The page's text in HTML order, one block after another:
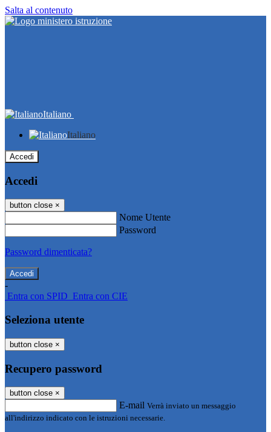
Salta al contenuto
Italiano
Italiano
Accedi
Accedi
button close ×
Nome Utente
Password
Password dimenticata?
-
Entra con SPID Entra con CIE
Seleziona utente
button close ×
Recupero password
button close ×
E-mail Verrà inviato un messaggio
all'indirizzo indicato con le istruzioni necessarie.